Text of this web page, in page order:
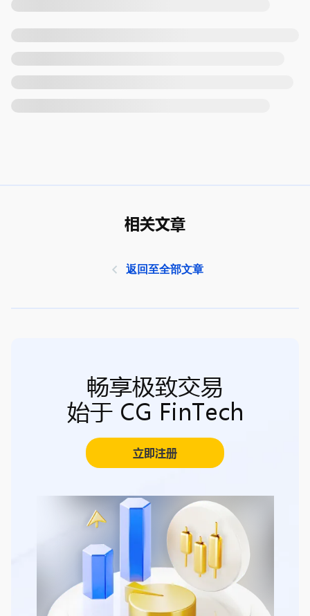
相关文章
返回至全部文章
畅享极致交易
始于 CG FinTech
立即注册